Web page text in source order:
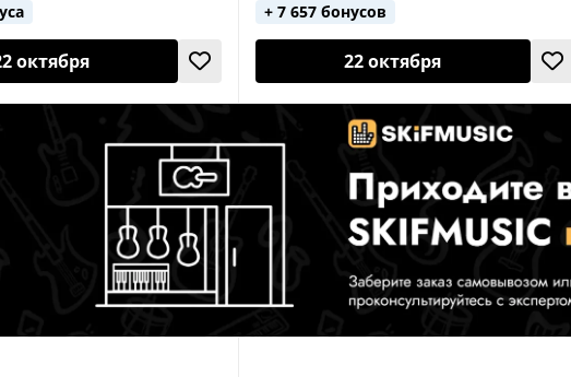
октября
+ 7 657 бонусов
22 октября